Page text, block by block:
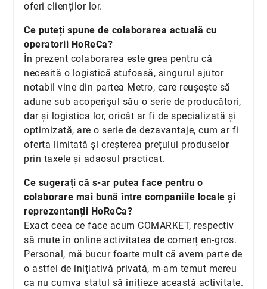
oferi clienților lor.
Ce puteți spune de colaborarea actuală cu
operatorii HoReCa?
În prezent colaborarea este grea pentru că
necesită o logistică stufoasă, singurul ajutor
notabil vine din partea Metro, care reușește să
adune sub acoperișul său o serie de producători,
dar și logistica lor, oricât ar fi de specializată și
optimizată, are o serie de dezavantaje, cum ar fi
oferta limitată și creșterea prețului produselor
prin taxele și adaosul practicat.
Ce sugerați că s-ar putea face pentru o
colaborare mai bună între companiile locale și
reprezentanții HoReCa?
Exact ceea ce face acum COMARKET, respectiv
să mute în online activitatea de comerț en-gros.
Personal, mă bucur foarte mult că avem parte de
o astfel de inițiativă privată, m-am temut mereu
ca nu cumva statul să inițieze această activitate.